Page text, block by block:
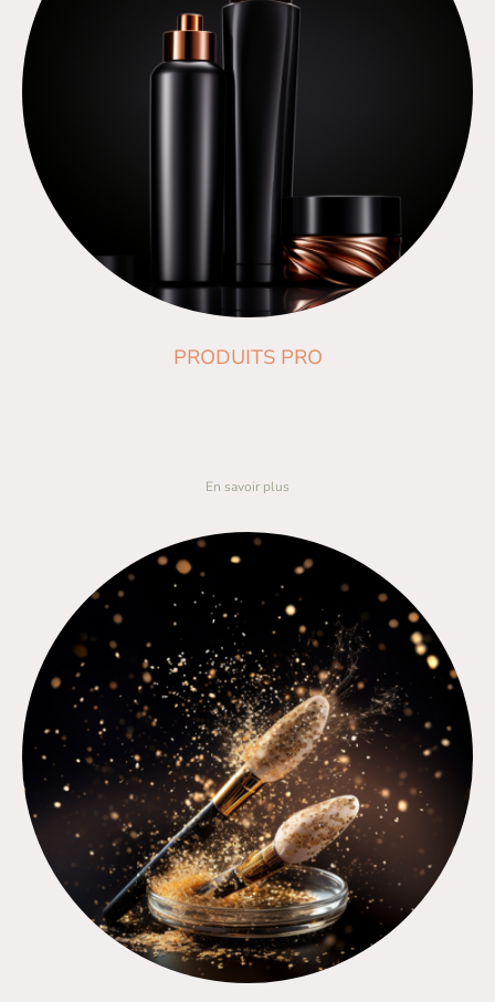
PRODUITS PRO
En savoir plus